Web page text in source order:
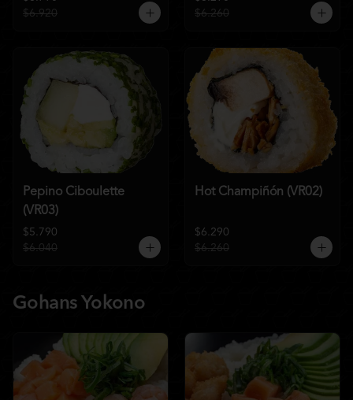
$6.920
$6.260
Pepino Ciboulette
(VR03)
$5.790
$6.040
Hot Champiñón (VR02)
$6.290
$6.260
Gohans Yokono